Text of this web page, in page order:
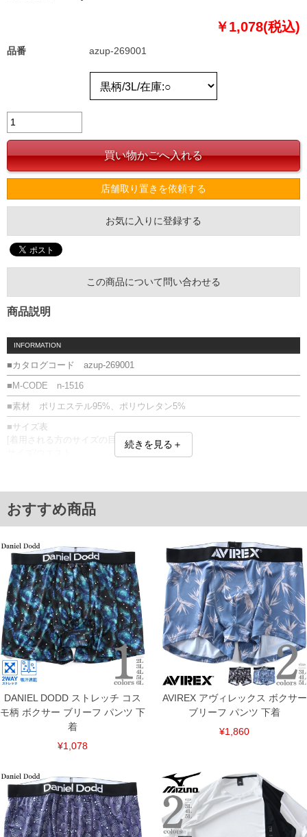
￥1,078(税込)
品番 azup-269001
店舗取り置きを依頼する
お気に入りに登録する
この商品について問い合わせる
商品説明
INFORMATION
■カタログコード azup-269001
■M-CODE n-1516
■素材 ポリエステル95%、ポリウレタン5%
■サイズ表
[着用される方のサイズの目安]
5L/112～132
6L/118～140
単位はcm
返品交換希望の方は、商品到着後1週間以内にご連絡ください。
下着(肌着)やワイシャツは商品の性質上、返品交換不可とさせて頂いております。予め
ご了承くださいませ。
※【ボトムの裾上げをご希望の場合】
裾上げ料金は500円+税となります。
備考欄に股下●cmとご記入下さい。（裾上げ無料対象商品は1本につき税込6,000円以
上の品が対象。1本5,999円以下の商品は有料（500円+税）となります。）
出荷まで約1週間～20日間程お時間を頂く場合がございます。
尚、裾上げした商品は返品・交換不可となりますので、予めご了承下さい。
一部、お直しに対応出来ない商品がございます。(例：裾にファスナーや調節ひもが付
いている、極端なデザインが施されている等)
※商品によって若干のサイズの誤差がございます。また、お客様がご使用の環境（コ
ンピュータ画面）によって、商品の色味が若干異なる場合がございます。予めご了承
ください。
※当店での掲載商品は、実店鋪と在庫を共用しておりますので店頭での売り違い、店
舗からのお取り寄せ等により、お客様にご迷惑をお掛けしてしまう場合がございま
す。そのようなことがない様最大限に努めておりますが、もしあった場合速やかにご
連絡させて頂きますので予めご了承ください。
ITEM INTRODUCTION
続きを見る＋
おすすめ商品
DANIEL DODD ストレッチ コス
モ柄 ボクサー ブリーフ パンツ 下
着
¥1,078
AVIREX アヴィレックス ボクサー
ブリーフ パンツ 下着
¥1,860